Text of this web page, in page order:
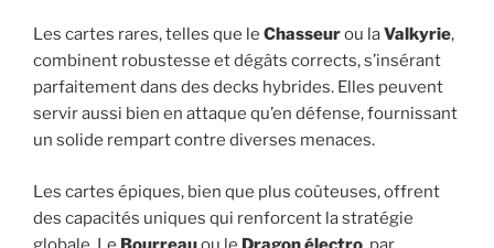
Les cartes rares, telles que le Chasseurou laValkyrie,
combinent robustesse et dégâts corrects, s’insérant
parfaitement dans des decks hybrides. Elles peuvent
servir aussi bien en attaque qu’en défense, fournissant
un solide rempart contre diverses menaces.
Les cartes épiques, bien que plus coûteuses, offrent
des capacités uniques qui renforcent la stratégie